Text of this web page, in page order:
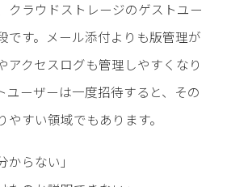
クラウドストレージのゲストユー
です。メール添付よりも版管理が
アクセスログも管理しやすくなり
ユーザーは一度招待すると、その
すい領域でもあります。
からない」